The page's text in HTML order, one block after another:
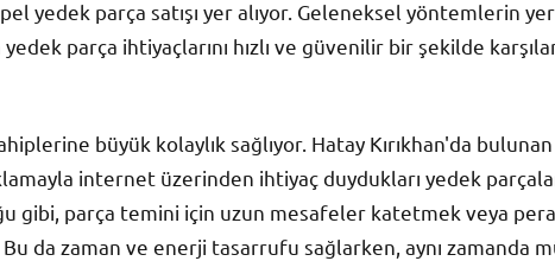
yedek parça satışı yer alıyor. Geleneksel yöntemlerin
yedek parça ihtiyaçlarını hızlı ve güvenilir bir şekilde
büyük kolaylık sağlıyor. Hatay Kırıkhan'da
internet üzerinden ihtiyaç duydukları yedek
gibi, parça temini için uzun mesafeler katetmek veya
da zaman ve enerji tasarrufu sağlarken, aynı zamanda